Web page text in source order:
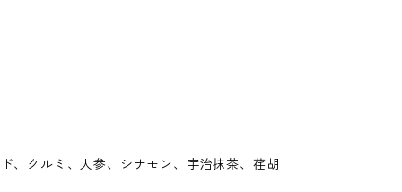
、クルミ、人参、シナモン、宇治抹茶、荏胡